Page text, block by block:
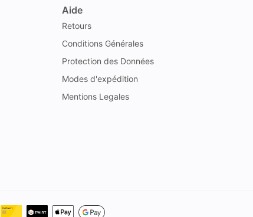
Aide
Retours
Conditions Générales
Protection des Données
Modes d'expédition
Mentions Legales